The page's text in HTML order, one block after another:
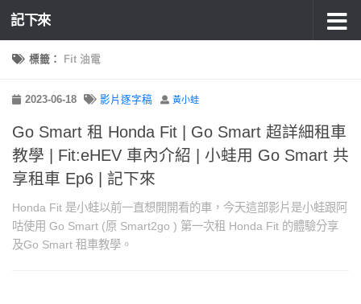
記下來
標籤： Fit 油電
2023-06-18 影片逐字稿 黃小蛙
Go Smart 租 Honda Fit | Go Smart 超詳細租車
教學 | Fit:eHEV 車內介紹 | 小蛙用 Go Smart 共
享租車 Ep6 | 記下來
Honda Fit 是小蛙以前一直想開開看的車，今天這部影片是小蛙跟阿
咕使用 Go Smart (原 Smart2go ) 第一次租 Honda Fit 的體驗分享
及Go Smart 租車教學。